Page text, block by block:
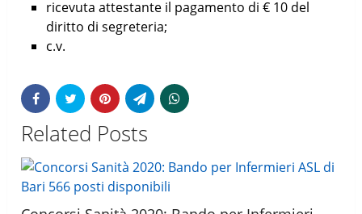
ricevuta attestante il pagamento di € 10 del
diritto di segreteria;
c.v.
Related Posts